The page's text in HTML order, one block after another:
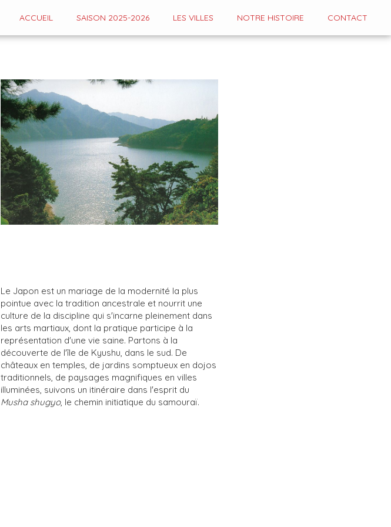
ACCUEIL SAISON 2025-2026 LES VILLES NOTRE HISTOIRE CONTACT
Le Japon est un mariage de la modernité la plus
pointue avec la tradition ancestrale et nourrit une
culture de la discipline qui s'incarne pleinement dans
les arts martiaux, dont la pratique participe à la
représentation d'une vie saine. Partons à la
découverte de l'île de Kyushu, dans le sud. De
châteaux en temples, de jardins somptueux en dojos
traditionnels, de paysages magnifiques en villes
illuminées, suivons un itinéraire dans l'esprit du
Musha shugyo, le chemin initiatique du samouraï.